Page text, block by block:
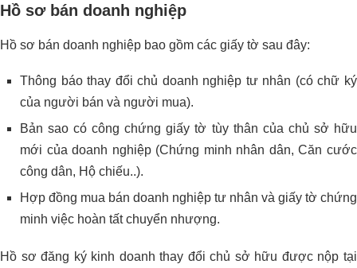
Hồ sơ bán doanh nghiệp
Hồ sơ bán doanh nghiệp bao gồm các giấy tờ sau đây:
Thông báo thay đổi chủ doanh nghiệp tư nhân (có chữ ký
của người bán và người mua).
Bản sao có công chứng giấy tờ tùy thân của chủ sở hữu
mới của doanh nghiệp (Chứng minh nhân dân, Căn cước
công dân, Hộ chiếu..).
Hợp đồng mua bán doanh nghiệp tư nhân và giấy tờ chứng
minh việc hoàn tất chuyển nhượng.
Hồ sơ đăng ký kinh doanh thay đổi chủ sở hữu được nộp tại